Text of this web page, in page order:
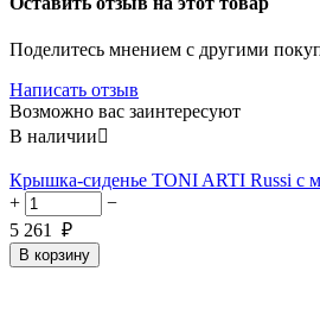
Поделитесь мнением с другими
Написать отзыв
Возможно вас заинтересуют
В наличии
Крышка-сиденье TONI ARTI Russi с
+
−
5 261
₽
В корзину